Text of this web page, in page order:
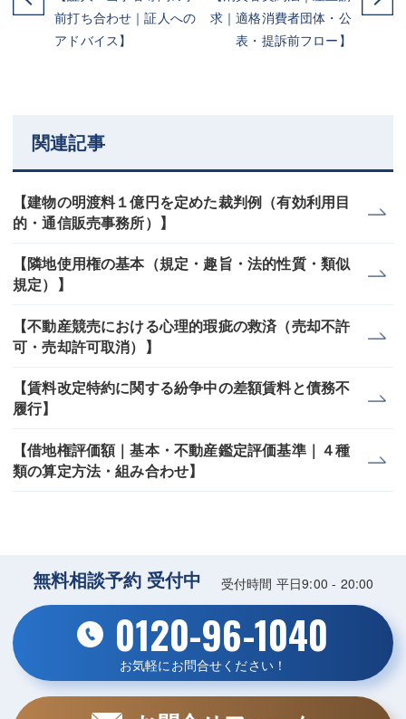
前打ち合わせ｜証人への
アドバイス】
求｜適格消費者団体・公
表・提訴前フロー】
関連記事
【建物の明渡料１億円を定めた裁判例（有効利用目
的・通信販売事務所）】
【隣地使用権の基本（規定・趣旨・法的性質・類似
規定）】
【不動産競売における心理的瑕疵の救済（売却不許
可・売却許可取消）】
【賃料改定特約に関する紛争中の差額賃料と債務不
履行】
【借地権評価額｜基本・不動産鑑定評価基準｜４種
類の算定方法・組み合わせ】
無料相談予約 受付中 受付時間 平日9:00 - 20:00
0120-96-1040
お気軽にお問合せください！